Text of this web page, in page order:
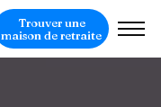
Trouver une
maison de retraite